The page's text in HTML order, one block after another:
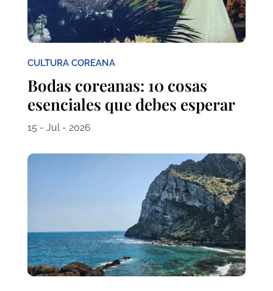
CULTURA COREANA
Bodas coreanas: 10 cosas
esenciales que debes esperar
15 - Jul - 2026